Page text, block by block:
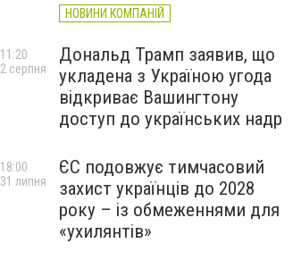
НОВИНИ КОМПАНІЙ
Дональд Трамп заявив, що
укладена з Україною угода
відкриває Вашингтону
доступ до українських надр
11:20
2 серпня
ЄС подовжує тимчасовий
захист українців до 2028
року – із обмеженнями для
«ухилянтів»
18:00
31 липня